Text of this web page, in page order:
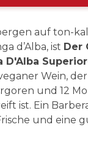
auf ton-
d’Alba, ist Der
D'Alba
Wein,
und 12
ist. Ein
und eine